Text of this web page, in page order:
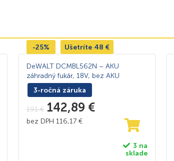
3-ročná záruka
-25% Ušetríte 48 €
DeWALT DCMBL562N – AKU
záhradný fukár, 18V, bez AKU
191€ 142,89 €
bez DPH 116,17 €
3 na
sklade